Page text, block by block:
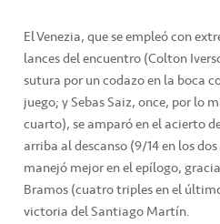
El Venezia, que se empleó con
lances del encuentro (Colton
sutura por un codazo en la boca
juego; y Sebas Saiz, once, por lo
cuarto), se amparó en el acierto
arriba al descanso (9/14 en los
manejó mejor en el epílogo,
Bramos (cuatro triples en el
victoria del Santiago Martín.